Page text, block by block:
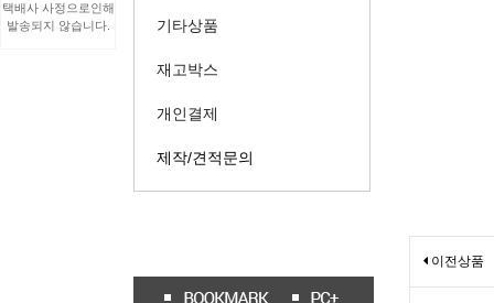
택배사 사정으로인해
발송되지 않습니다.
기타상품
재고박스
개인결제
제작/견적문의
이전상품